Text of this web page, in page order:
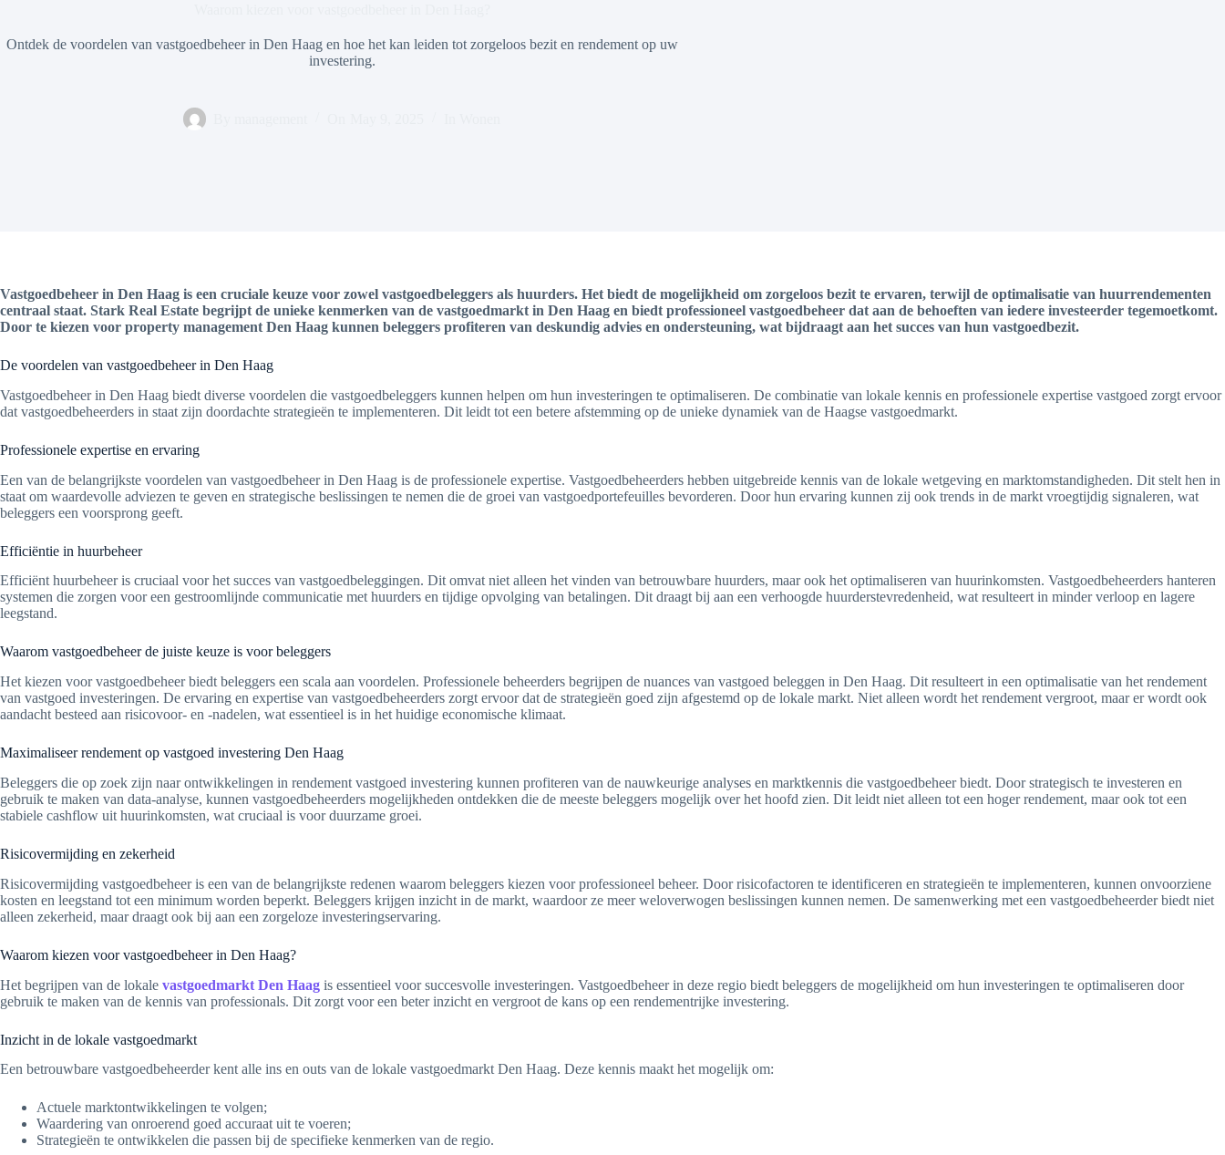
Ontdek de voordelen van vastgoedbeheer in Den Haag en hoe het kan leiden tot zorgeloos bezit en rendement op uw
investering.
Vastgoedbeheer in Den Haag is een cruciale keuze voor zowel vastgoedbeleggers als huurders. Het biedt de mogelijkheid om zorgeloos bezit te ervaren, terwijl de optimalisatie van huurrendementen
centraal staat. Stark Real Estate begrijpt de unieke kenmerken van de vastgoedmarkt in Den Haag en biedt professioneel vastgoedbeheer dat aan de behoeften van iedere investeerder tegemoetkomt.
Door te kiezen voor property management Den Haag kunnen beleggers profiteren van deskundig advies en ondersteuning, wat bijdraagt aan het succes van hun vastgoedbezit.
De voordelen van vastgoedbeheer in Den Haag
Vastgoedbeheer in Den Haag biedt diverse voordelen die vastgoedbeleggers kunnen helpen om hun investeringen te optimaliseren. De combinatie van lokale kennis en professionele expertise vastgoed zorgt ervoor
dat vastgoedbeheerders in staat zijn doordachte strategieën te implementeren. Dit leidt tot een betere afstemming op de unieke dynamiek van de Haagse vastgoedmarkt.
Professionele expertise en ervaring
Een van de belangrijkste voordelen van vastgoedbeheer in Den Haag is de professionele expertise. Vastgoedbeheerders hebben uitgebreide kennis van de lokale wetgeving en marktomstandigheden. Dit stelt hen in
staat om waardevolle adviezen te geven en strategische beslissingen te nemen die de groei van vastgoedportefeuilles bevorderen. Door hun ervaring kunnen zij ook trends in de markt vroegtijdig signaleren, wat
beleggers een voorsprong geeft.
Efficiëntie in huurbeheer
Efficiënt huurbeheer is cruciaal voor het succes van vastgoedbeleggingen. Dit omvat niet alleen het vinden van betrouwbare huurders, maar ook het optimaliseren van huurinkomsten. Vastgoedbeheerders hanteren
systemen die zorgen voor een gestroomlijnde communicatie met huurders en tijdige opvolging van betalingen. Dit draagt bij aan een verhoogde huurderstevredenheid, wat resulteert in minder verloop en lagere
leegstand.
Waarom vastgoedbeheer de juiste keuze is voor beleggers
Het kiezen voor vastgoedbeheer biedt beleggers een scala aan voordelen. Professionele beheerders begrijpen de nuances van vastgoed beleggen in Den Haag. Dit resulteert in een optimalisatie van het rendement
van vastgoed investeringen. De ervaring en expertise van vastgoedbeheerders zorgt ervoor dat de strategieën goed zijn afgestemd op de lokale markt. Niet alleen wordt het rendement vergroot, maar er wordt ook
aandacht besteed aan risicovoor- en -nadelen, wat essentieel is in het huidige economische klimaat.
Maximaliseer rendement op vastgoed investering Den Haag
Beleggers die op zoek zijn naar ontwikkelingen in rendement vastgoed investering kunnen profiteren van de nauwkeurige analyses en marktkennis die vastgoedbeheer biedt. Door strategisch te investeren en
gebruik te maken van data-analyse, kunnen vastgoedbeheerders mogelijkheden ontdekken die de meeste beleggers mogelijk over het hoofd zien. Dit leidt niet alleen tot een hoger rendement, maar ook tot een
stabiele cashflow uit huurinkomsten, wat cruciaal is voor duurzame groei.
Risicovermijding en zekerheid
Risicovermijding vastgoedbeheer is een van de belangrijkste redenen waarom beleggers kiezen voor professioneel beheer. Door risicofactoren te identificeren en strategieën te implementeren, kunnen onvoorziene
kosten en leegstand tot een minimum worden beperkt. Beleggers krijgen inzicht in de markt, waardoor ze meer weloverwogen beslissingen kunnen nemen. De samenwerking met een vastgoedbeheerder biedt niet
alleen zekerheid, maar draagt ook bij aan een zorgeloze investeringservaring.
Waarom kiezen voor vastgoedbeheer in Den Haag?
Het begrijpen van de lokale vastgoedmarkt Den Haag is essentieel voor succesvolle investeringen. Vastgoedbeheer in deze regio biedt beleggers de mogelijkheid om hun investeringen te optimaliseren door
gebruik te maken van de kennis van professionals. Dit zorgt voor een beter inzicht en vergroot de kans op een rendementrijke investering.
Inzicht in de lokale vastgoedmarkt
Een betrouwbare vastgoedbeheerder kent alle ins en outs van de lokale vastgoedmarkt Den Haag. Deze kennis maakt het mogelijk om:
Actuele marktontwikkelingen te volgen;
Waardering van onroerend goed accuraat uit te voeren;
Strategieën te ontwikkelen die passen bij de specifieke kenmerken van de regio.